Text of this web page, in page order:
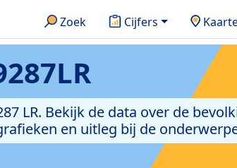
Zoek Cijfers
LR. Bekijk de data over de
en uitleg bij de